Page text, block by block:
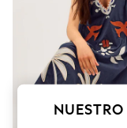
Sets &
Tops
T-Shirts
Nightwear
Trousers &
Bodysuits &
Swimwear